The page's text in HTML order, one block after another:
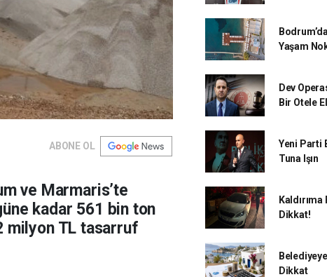
ABONE OL
ve Marmaris’te
kadar 561 bin ton
milyon TL tasarruf
Yaşam
Dev
Bir Otele
Yeni Parti
Tuna Işın
Dikkat!
Dikkat